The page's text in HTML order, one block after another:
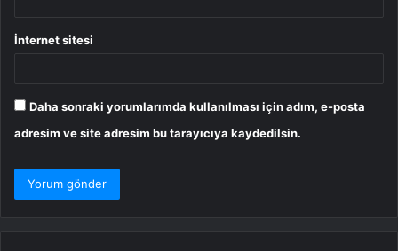
İnternet sitesi
Daha sonraki yorumlarımda kullanılması için adım, e-posta
adresim ve site adresim bu tarayıcıya kaydedilsin.